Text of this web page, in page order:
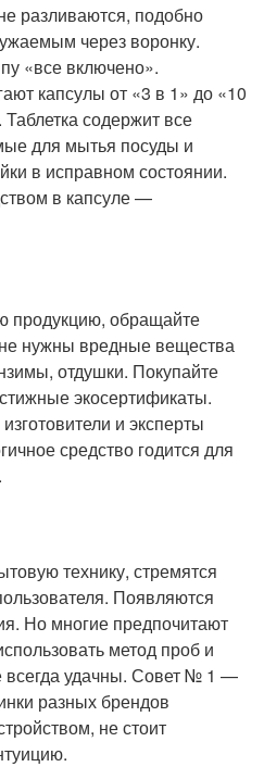
разливаются, подобно
через воронку.
«все включено».
капсулы от «3 в 1» до «10
содержит все
для мытья посуды и
в исправном состоянии.
в капсуле —
продукцию, обращайте
нужны вредные вещества
отдушки. Покупайте
экосертификаты.
и эксперты
средство годится для
технику, стремятся
Появляются
Но многие предпочитают
метод проб и
удачны. Совет № 1 —
разных брендов
не стоит